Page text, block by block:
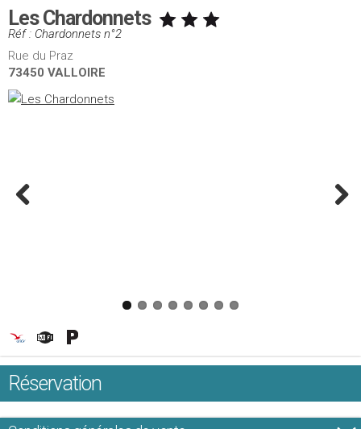
Les Chardonnets
Réf : Chardonnets n°2
Rue du Praz
73450 VALLOIRE
Réservation